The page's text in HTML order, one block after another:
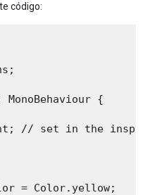
código:
{
// set in the
= Color.yellow;